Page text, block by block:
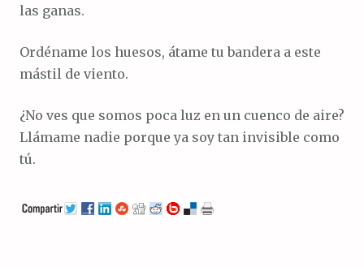
las ganas.
Ordéname los huesos, átame tu bandera a este
mástil de viento.
¿No ves que somos poca luz en un cuenco de aire?
Llámame nadie porque ya soy tan invisible como
tú.